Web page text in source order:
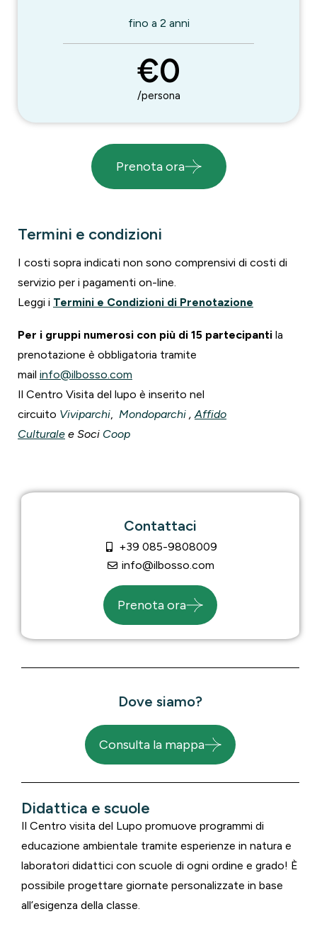
fino a 2 anni
€0
/persona
Prenota ora
Termini e condizioni
I costi sopra indicati non sono comprensivi di costi di
servizio per i pagamenti on-line.
Leggi i Termini e Condizioni di Prenotazione
Per i gruppi numerosi con più di 15 partecipanti la
prenotazione è obbligatoria tramite
mail info@ilbosso.com
Il Centro Visita del lupo è inserito nel
circuito Viviparchi Mondoparchi , Affido
Culturale e Soci Coop
Contattaci
+39 085-9808009
info@ilbosso.com
Prenota ora
Dove siamo?
Consulta la mappa
Didattica e scuole
Il Centro visita del Lupo promuove programmi di
educazione ambientale tramite esperienze in natura e
laboratori didattici con scuole di ogni ordine e grado! È
possibile progettare giornate personalizzate in base
all’esigenza della classe.